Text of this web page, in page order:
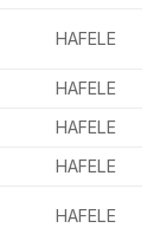
HAFELE
HAFELE
HAFELE
HAFELE
HAFELE